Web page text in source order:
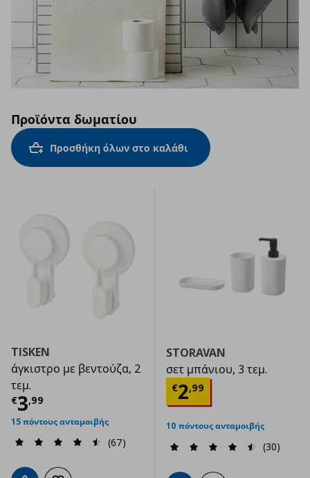
Προϊόντα δωματίου
Προσθήκη όλων στο καλάθι
TISKEN
άγκιστρο με βεντούζα, 2
τεμ.
€3,99
Τρέχουσα τιμή € 3,99
15 πόντους ανταμοιβής
(67)
STORAVAN
σετ μπάνιου, 3 τεμ.
€2,99
Τρέχουσα
10 πόντους ανταμοιβής
(30)